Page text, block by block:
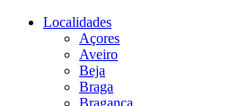
Localidades
Açores
Aveiro
Beja
Braga
Bragança